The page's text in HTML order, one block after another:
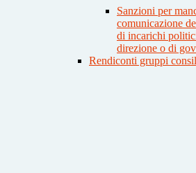
Sanzioni per
comunicazione
di incarichi
direzione o di
Rendiconti gruppi